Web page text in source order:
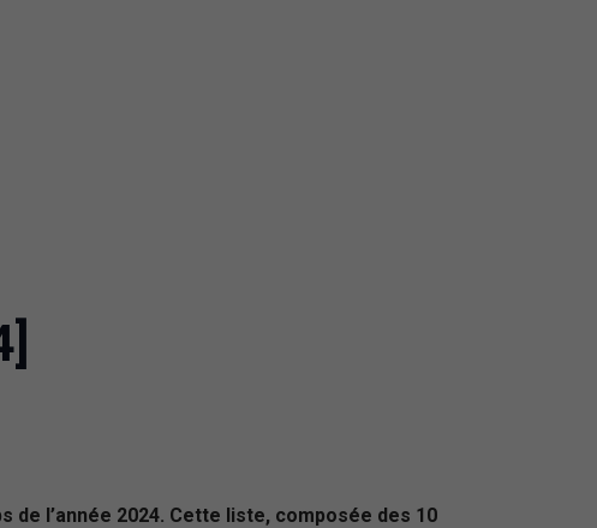
l’année 2024. Cette liste, composée des 10